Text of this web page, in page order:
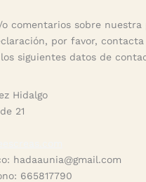
o comentarios sobre
por favor, contacta
siguientes datos de
Hidalgo
21
hadaaunia@gmail.com
665817790